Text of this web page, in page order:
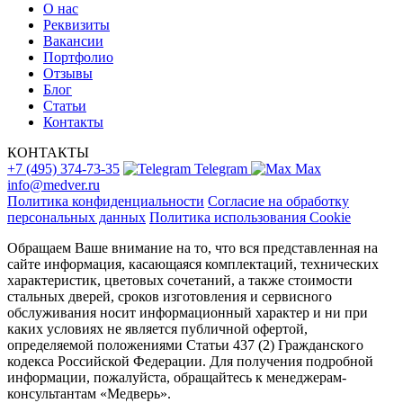
О нас
Реквизиты
Вакансии
Портфолио
Отзывы
Блог
Статьи
Контакты
КОНТАКТЫ
+7 (495) 374-73-35
Telegram
Max
info@medver.ru
Политика конфиденциальности Согласие на обработку
персональных данных Политика использования Cookie
Обращаем Ваше внимание на то, что вся представленная на
сайте информация, касающаяся комплектаций, технических
характеристик, цветовых сочетаний, а также стоимости
стальных дверей, сроков изготовления и сервисного
обслуживания носит информационный характер и ни при
каких условиях не является публичной офертой,
определяемой положениями Статьи 437 (2) Гражданского
кодекса Российской Федерации. Для получения подробной
информации, пожалуйста, обращайтесь к менеджерам-
консультантам «Медверь».